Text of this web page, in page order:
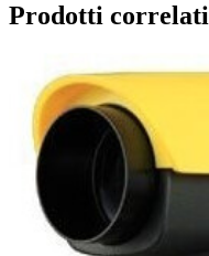
Prodotti correlati